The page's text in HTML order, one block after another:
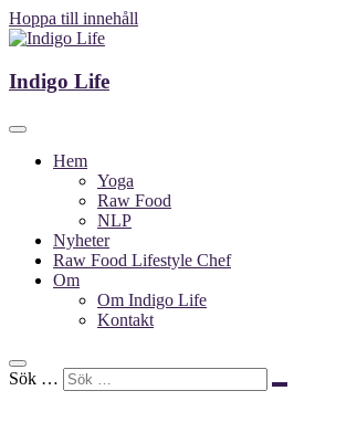
Hoppa till innehåll
Indigo Life
Indigo Life
Hem
Yoga
Raw Food
NLP
Nyheter
Raw Food Lifestyle Chef
Om
Om Indigo Life
Kontakt
Sök …